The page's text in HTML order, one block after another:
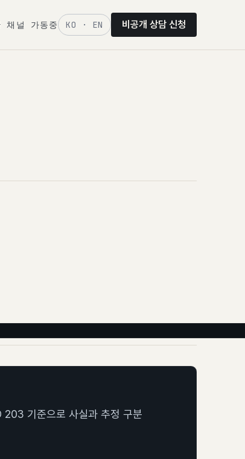
채널 가동중 KO · EN 비공개 상담 신청
203 기준으로 사실과 추정 구분